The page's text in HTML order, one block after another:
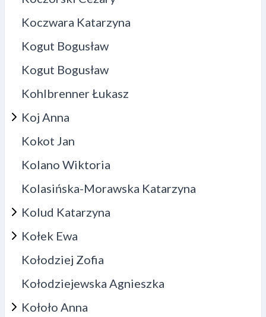
Koczwara Katarzyna
Kogut Bogusław
Kogut Bogusław
Kohlbrenner Łukasz
Koj Anna
Kokot Jan
Kolano Wiktoria
Kolasińska-Morawska Katarzyna
Kolud Katarzyna
Kołek Ewa
Kołodziej Zofia
Kołodziejewska Agnieszka
Kołoło Anna